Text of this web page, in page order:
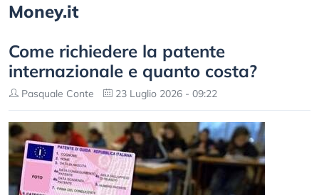
Money.it
Come richiedere la patente
internazionale e quanto costa?
Pasquale Conte 23 Luglio 2026 - 09:22